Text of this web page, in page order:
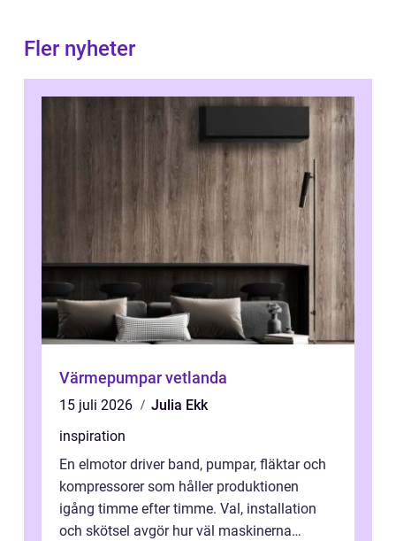
Fler nyheter
Värmepumpar vetlanda
15 juli 2026
Julia Ekk
inspiration
En elmotor driver band, pumpar, fläktar och
kompressorer som håller produktionen
igång timme efter timme. Val, installation
och skötsel avgör hur väl maskinerna